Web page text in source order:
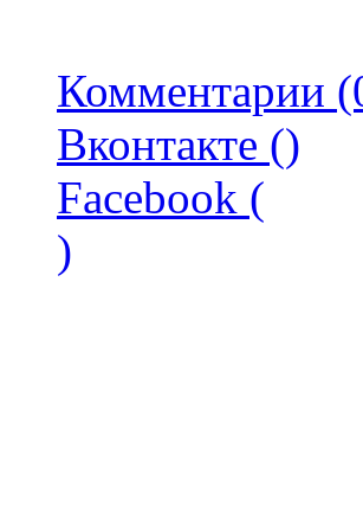
Комментарии
Вконтакте ()
Facebook (
)